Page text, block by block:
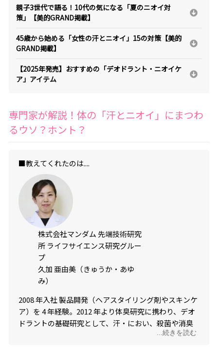
親子3世代で語る！10代の気になる「夏のニオイ対
策」【美的GRAND掲載】
45歳から始める「女性の汗とニオイ」15の対策【美的
GRAND掲載】
【2025年発売】おすすめの「デオドラント・ニオイケ
ア」アイテム
専門家が解説！体の「汗とニオイ」にまつわ
るウソ？ホント？
■教えてくれたのは....
株式会社マンダム 先端技術研究
所 ライフサイエンス研究グルー
プ
久加 亜由美（きゅうか・あゆ
み）
2008 年入社 製品開発（ヘアスタイリング剤やスキンケ
ア）を 4 年経験。2012 年より体臭研究に携わり、デオ
ドラントの基礎研究として、汗・におい、殺菌や消臭
などについて研究を進めている。臭気判定士資格を
...続きを読む